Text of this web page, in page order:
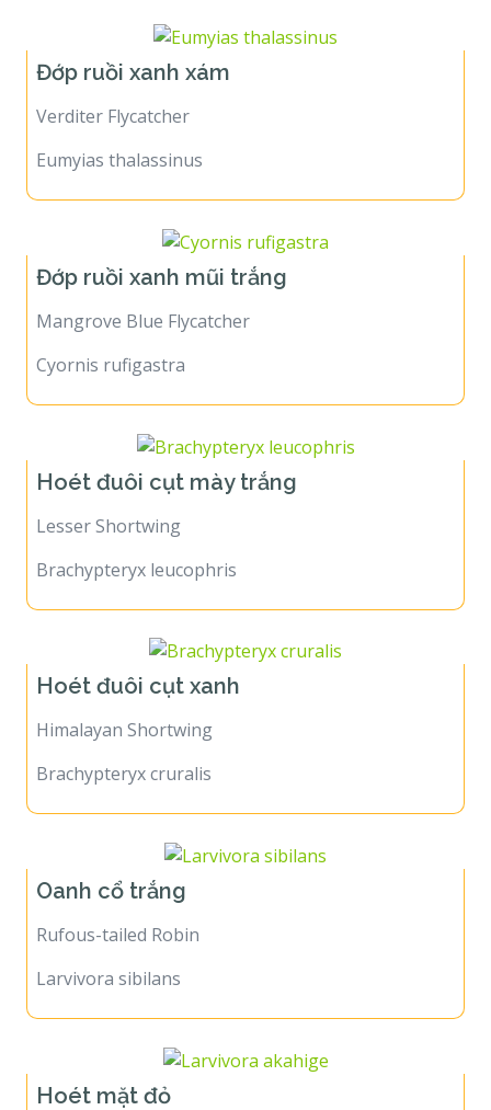
Đớp ruồi xanh xám
Verditer Flycatcher
Eumyias thalassinus
Đớp ruồi xanh mũi trắng
Mangrove Blue Flycatcher
Cyornis rufigastra
Hoét đuôi cụt mày trắng
Lesser Shortwing
Brachypteryx leucophris
Hoét đuôi cụt xanh
Himalayan Shortwing
Brachypteryx cruralis
Oanh cổ trắng
Rufous-tailed Robin
Larvivora sibilans
Hoét mặt đỏ